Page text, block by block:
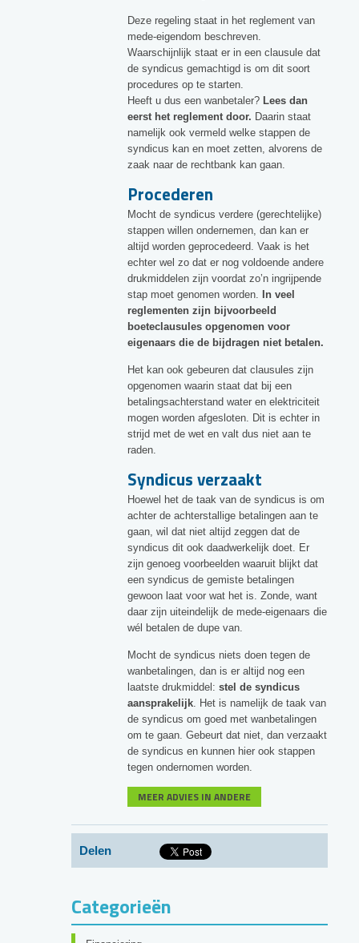
Deze regeling staat in het reglement van
mede-eigendom beschreven.
Waarschijnlijk staat er in een clausule dat
de syndicus gemachtigd is om dit soort
procedures op te starten.
Heeft u dus een wanbetaler?Lees dan
eerst het reglement door. Daarin staat
namelijk ook vermeld welke stappen de
syndicus kan en moet zetten, alvorens de
zaak naar de rechtbank kan gaan.
Procederen
Mocht de syndicus verdere (gerechtelijke)
stappen willen ondernemen, dan kan er
altijd worden geprocedeerd. Vaak is het
echter wel zo dat er nog voldoende andere
drukmiddelen zijn voordat zo’n ingrijpende
stap moet genomen worden.
In veel
reglementen zijn bijvoorbeeld
boeteclausules opgenomen voor
eigenaars die de bijdragen niet betalen.
Het kan ook gebeuren dat clausules zijn
opgenomen waarin staat dat bij een
betalingsachterstand water en elektriciteit
mogen worden afgesloten. Dit is echter in
strijd met de wet en valt dus niet aan te
raden.
Syndicus verzaakt
Hoewel het de taak van de syndicus is om
achter de achterstallige betalingen aan te
gaan, wil dat niet altijd zeggen dat de
syndicus dit ook daadwerkelijk doet. Er
zijn genoeg voorbeelden waaruit blijkt dat
een syndicus de gemiste betalingen
gewoon laat voor wat het is. Zonde, want
daar zijn uiteindelijk de mede-eigenaars die
wél betalen de dupe van.
Mocht de syndicus niets doen tegen de
wanbetalingen, dan is er altijd nog een
laatste drukmiddel: stel de syndicus
aansprakelijk. Het is namelijk de taak van
de syndicus om goed met wanbetalingen
om te gaan. Gebeurt dat niet, dan verzaakt
de syndicus en kunnen hier ook stappen
tegen ondernomen worden.
MEER ADVIES IN ANDERE
Delen
Categorieën